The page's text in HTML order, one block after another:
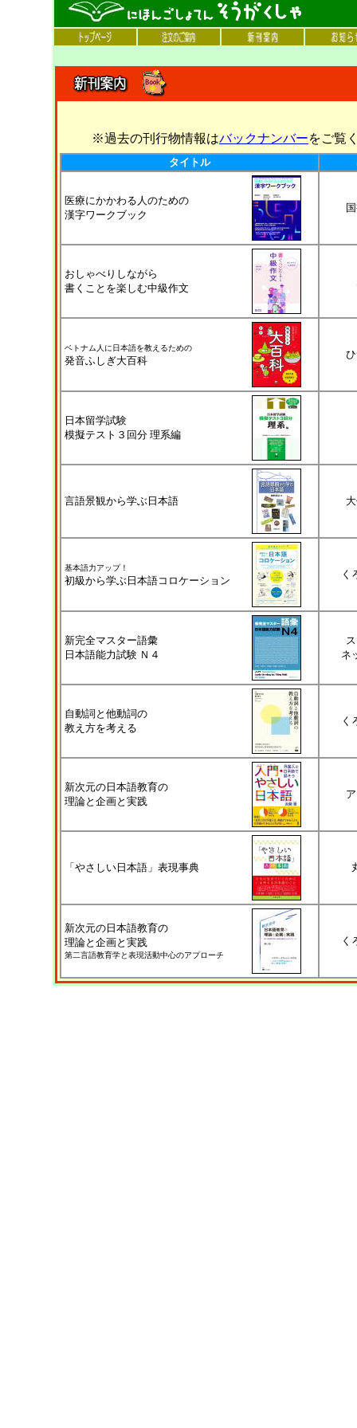
※過去の刊行物情報はバックナンバーをご覧
タイトル
医療にかかわる人のための
漢字ワークブック
おしゃべりしながら
書くことを楽しむ中級作文
ベトナム人に日本語を教えるための
発音ふしぎ大百科
日本留学試験
模擬テスト３回分 理系編
言語景観から学ぶ日本語
基本語力アップ！
初級から学ぶ日本語コロケーション
く
新完全マスター語彙
日本語能力試験 Ｎ４
ネ
自動詞と他動詞の
教え方を考える
く
新次元の日本語教育の
理論と企画と実践
「やさしい日本語」表現事典
新次元の日本語教育の
理論と企画と実践
第二言語教育学と表現活動中心のアプローチ
く